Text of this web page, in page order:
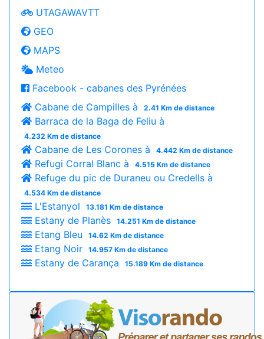
UTAGAWAVTT
GEO
MAPS
Meteo
Facebook - cabanes des Pyrénées
Cabane de Campilles à
2.41 Km de distance
Barraca de la Baga de Feliu à
4.232 Km de distance
Cabane de Les Corones à 4.442 Km de distance
Refugi Corral Blanc à 4.515 Km de distance
Refuge du pic de Duraneu ou Credells à
4.534 Km de distance
L'Estanyol 13.181 Km de distance
Estany de Planès 14.251 Km de distance
Etang Bleu 14.62 Km de distance
Etang Noir 14.957 Km de distance
Estany de Carança 15.189 Km de distance